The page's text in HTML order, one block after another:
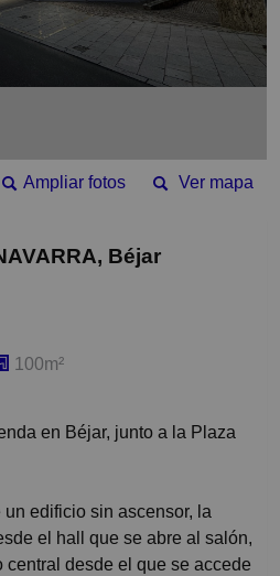
Ver mapa
Ampliar fotos
Béjar
100m²
edificio sin ascensor, la
el hall que se abre al salón,
desde el que se accede